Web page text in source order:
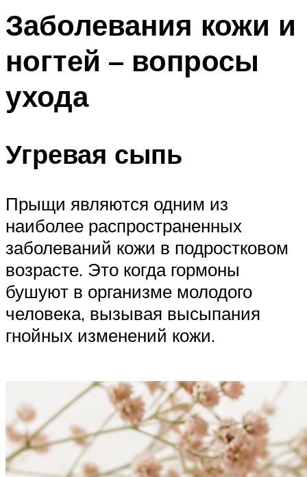
Заболевания кожи и
ногтей – вопросы
ухода
Угревая сыпь
Прыщи являются одним из
наиболее распространенных
заболеваний кожи в подростковом
возрасте. Это когда гормоны
бушуют в организме молодого
человека, вызывая высыпания
гнойных изменений кожи.